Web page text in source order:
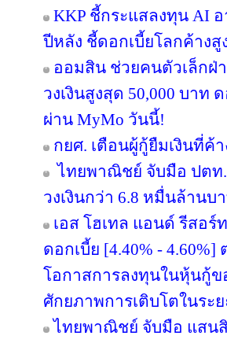
KKP ชี้กระแสลงทุน AI
ปีหลัง ชี้ดอกเบี้ยโลกค้างสู
ออมสิน ช่วยคนตัวเล็กฝ่
วงเงินสูงสุด 50,000 บา
ผ่าน MyMo วันนี้!
กยศ. เตือนผู้กู้ยืมเงินที่ค้
ไทยพาณิชย์ จับมือ ปตท.
วงเงินกว่า 6.8 หมื่นล้านบ
เอส โฮเทล แอนด์ รีสอร์
ดอกเบี้ย [4.40% -
โอกาสการลงทุนในหุ้นกู้ข
ศักยภาพการเติบโตในระ
ไทยพาณิชย์ จับมือ แสนสิ